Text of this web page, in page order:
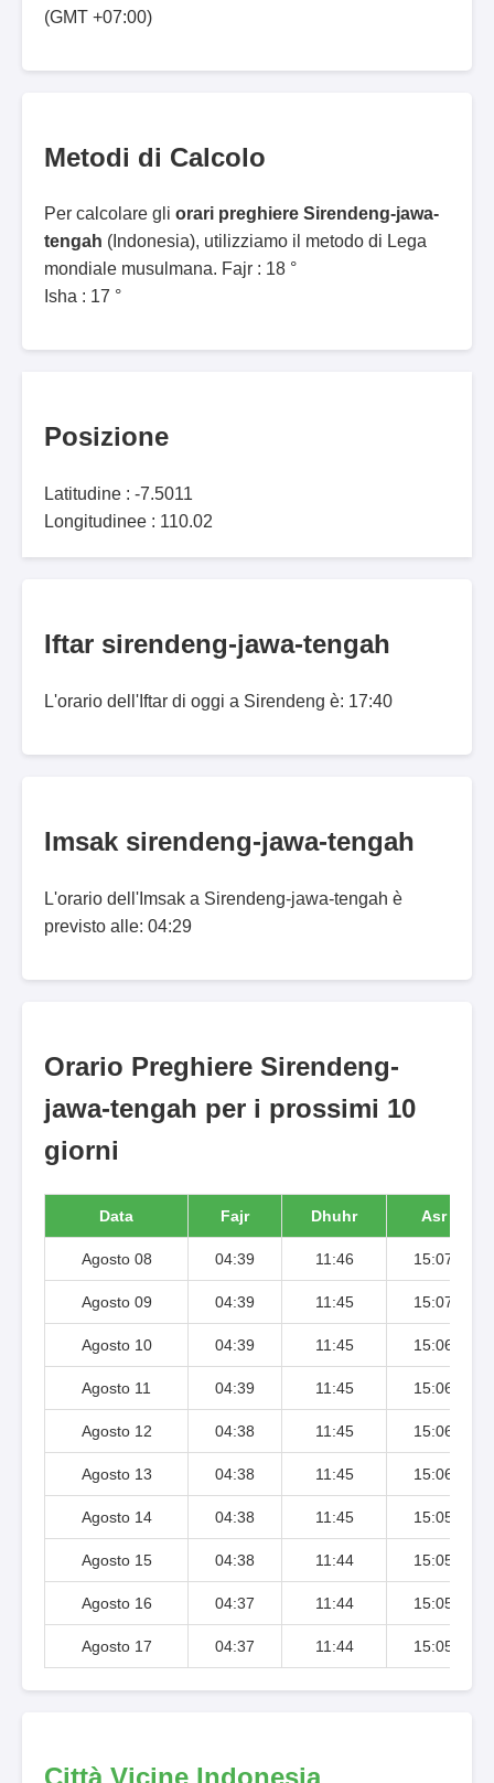
(GMT +07:00)
Metodi di Calcolo
Per calcolare gli orari preghiere Sirendeng-jawa-
tengah (Indonesia), utilizziamo il metodo di Lega
mondiale musulmana. Fajr : 18 °
Isha : 17 °
Posizione
Latitudine : -7.5011
Longitudinee : 110.02
Iftar sirendeng-jawa-tengah
L'orario dell'Iftar di oggi a Sirendeng è: 17:40
Imsak sirendeng-jawa-tengah
L'orario dell'Imsak a Sirendeng-jawa-tengah è
previsto alle: 04:29
Orario Preghiere Sirendeng-
jawa-tengah per i prossimi 10
giorni
Data Fajr Dhuhr Asr
Agosto 08 04:39 11:46 15:07
Agosto 09 04:39 11:45 15:07
Agosto 10 04:39 11:45 15:06
Agosto 11 04:39 11:45 15:06
Agosto 12 04:38 11:45 15:06
Agosto 13 04:38 11:45 15:06
Agosto 14 04:38 11:45 15:05
Agosto 15 04:38 11:44 15:05
Agosto 16 04:37 11:44 15:05
Agosto 17 04:37 11:44 15:05
Città Vicine Indonesia